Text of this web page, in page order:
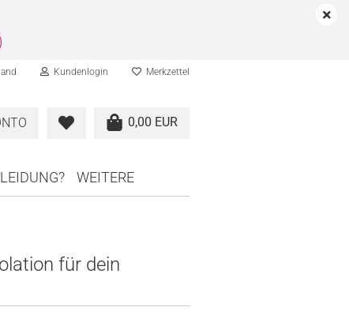
Kundenlogin Merkzettel
0,00 EUR
WEITERE
für dein